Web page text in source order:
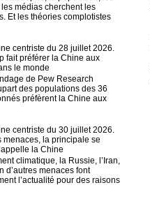
médias cherchent les
Et les théories complotistes
centriste du 28 juillet 2026.
fait préférer la Chine aux
le monde
de Pew Research
des populations des 36
préfèrent la Chine aux
centriste du 30 juillet 2026.
menaces, la principale se
la Chine
climatique, la Russie, l’Iran,
d’autres menaces font
l’actualité pour des raisons